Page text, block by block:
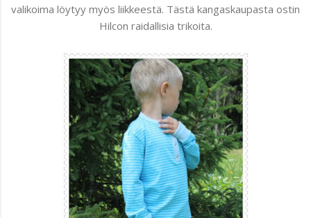
valikoima löytyy myös liikkeestä. Tästä kangaskaupasta ostin
Hilcon raidallisia trikoita.